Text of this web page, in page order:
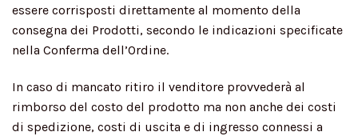
essere corrisposti direttamente al momento della
consegna dei Prodotti, secondo le indicazioni specificate
nella Conferma dell’Ordine.
In caso di mancato ritiro il venditore provvederà al
rimborso del costo del prodotto ma non anche dei costi
di spedizione, costi di uscita e di ingresso connessi a